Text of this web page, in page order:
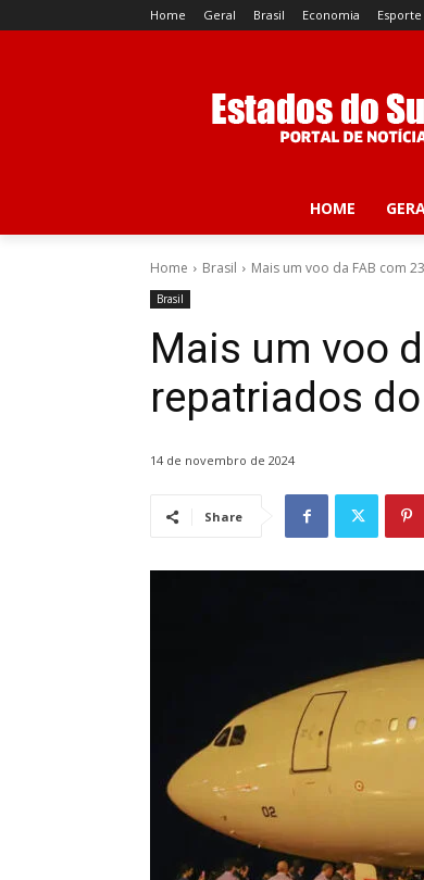
Home Geral Brasil Economia Esporte
HOME
Home Brasil Mais um voo da FAB com
Brasil
Mais um voo
repatriados
14 de novembro de 2024
Share